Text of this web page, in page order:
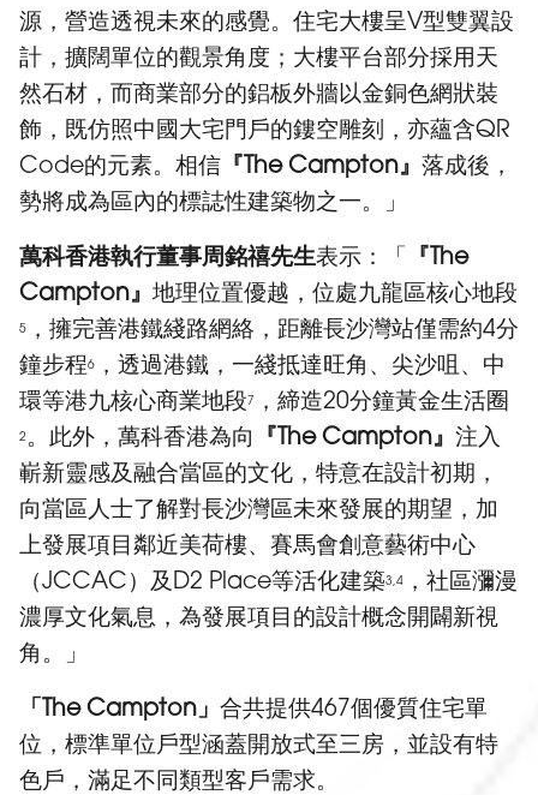
源，營造透視未來的感覺。住宅大樓呈V型雙翼設
計，擴闊單位的觀景角度；大樓平台部分採用天
然石材，而商業部分的鋁板外牆以金銅色網狀裝
飾，既仿照中國大宅門戶的鏤空雕刻，亦蘊含QR
Code的元素。相信 『The Campton』 落成後，
勢將成為區內的標誌性建築物之一。」
萬科香港執行董事周銘禧先生表示：「 『The
Campton』 地理位置優越，位處九龍區核心地段
5
，擁完善港鐵綫路網絡，距離長沙灣站僅需約4分
鐘步程6
，透過港鐵，一綫抵達旺角、尖沙咀、中
環等港九核心商業地段7 ，締造20分鐘黃金生活圈
2 。此外，萬科香港為向 『The Campton』 注入
嶄新靈感及融合當區的文化，特意在設計初期，
向當區人士了解對長沙灣區未來發展的期望，加
上發展項目鄰近美荷樓、賽馬會創意藝術中心
（JCCAC）及D2 Place等活化建築3,4
，社區瀰漫
濃厚文化氣息，為發展項目的設計概念開闢新視
角。」
「The Campton」 合共提供467個優質住宅單
位，標準單位戶型涵蓋開放式至三房，並設有特
色戶，滿足不同類型客戶需求。